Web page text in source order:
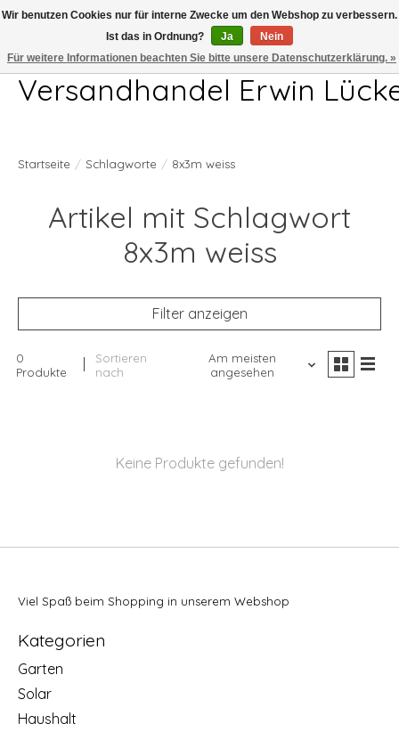
Telefon 04407 715872 MO-DO 7.00-17.00Uhr FR 7.00-13.00Uhr
Versandhandel Erwin
Startseite / Schlagworte / 8x3m weiss
Artikel mit Schlagwort
8x3m weiss
Filter anzeigen
0
Produkte
Sortieren
nach
Am meisten
angesehen
Keine Produkte gefunden!
Viel Spaß beim Shopping in unserem Webshop
Kategorien
Garten
Solar
Haushalt
Wir benutzen Cookies nur für interne Zwecke um den Webshop zu verbessern.
Ist das in Ordnung?
Ja
Nein
Für weitere Informationen beachten Sie bitte unsere Datenschutzerklärung. »